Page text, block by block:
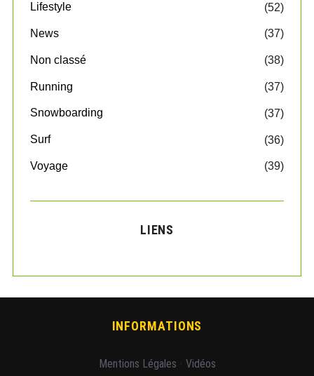
Lifestyle (52)
News (37)
Non classé (38)
Running (37)
Snowboarding (37)
Surf (36)
Voyage (39)
LIENS
INFORMATIONS
Mentions Légales Vidéos